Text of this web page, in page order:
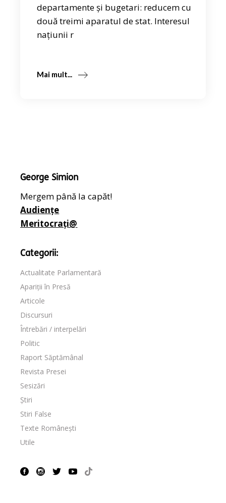
departamente și bugetari: reducem cu
două treimi aparatul de stat. Interesul
națiunii r
Mai mult...
George Simion
Mergem până la capăt!
Audiențe
Meritocrați@
Categorii:
Actualitate Parlamentară
Apariții în Presă
Articole
Discursuri
Întrebări / interpelări
Politic
Raport Săptămânal
Revista Presei
Sesizări
Știri
Stiri False
Texte Românești
Utile